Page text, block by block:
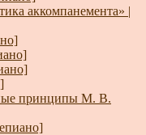
аккомпанемента» |
принципы М. В.